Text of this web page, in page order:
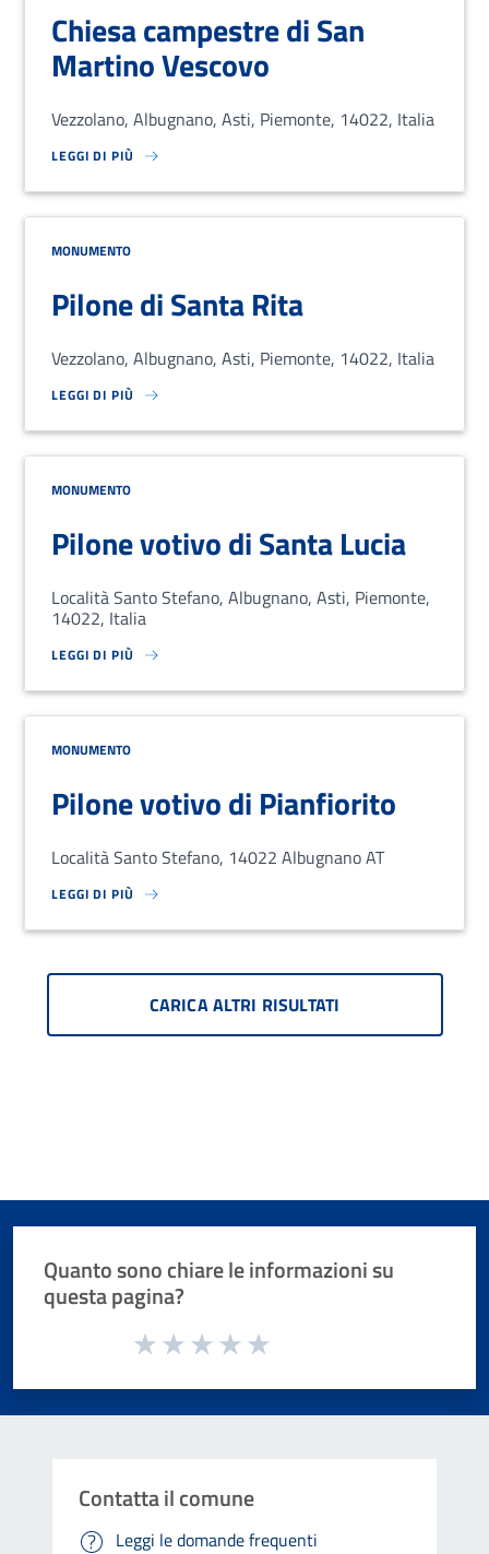
Chiesa campestre di San
Martino Vescovo
Vezzolano, Albugnano, Asti, Piemonte, 14022, Italia
LEGGI DI PIÙ
SU LOREM IPSUM DOLOR SIT AMET, CONSECTETUR ADIPISCING
MONUMENTO
Pilone di Santa Rita
Vezzolano, Albugnano, Asti, Piemonte, 14022, Italia
LEGGI DI PIÙ
SU LOREM IPSUM DOLOR SIT AMET, CONSECTETUR ADIPISCING
MONUMENTO
Pilone votivo di Santa Lucia
Località Santo Stefano, Albugnano, Asti, Piemonte,
14022, Italia
LEGGI DI PIÙ
SU LOREM IPSUM DOLOR SIT AMET, CONSECTETUR ADIPISCING
MONUMENTO
Pilone votivo di Pianfiorito
Località Santo Stefano, 14022 Albugnano AT
LEGGI DI PIÙ
SU LOREM IPSUM DOLOR SIT AMET, CONSECTETUR ADIPISCING
CARICA ALTRI RISULTATI
Quanto sono chiare le informazioni su
questa pagina?
Valuta da 1 a 5 stelle la pagina
Contatta il comune
Leggi le domande frequenti